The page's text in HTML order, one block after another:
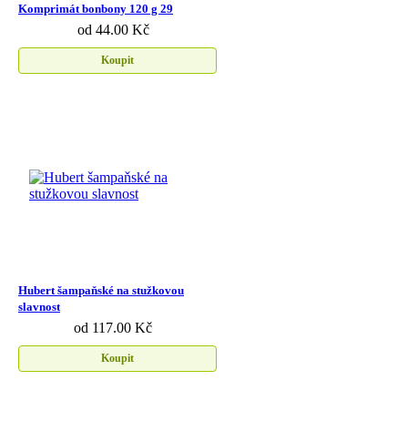
Komprimát bonbony 120 g 29
od 44.00 Kč
Koupit
Hubert šampaňské na stužkovou
slavnost
od 117.00 Kč
Koupit